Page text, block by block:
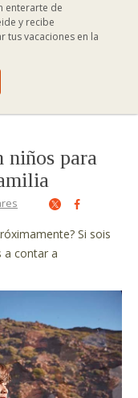
enterarte de
y recibe
tus vacaciones en la
niños para
Si sois
a contar a